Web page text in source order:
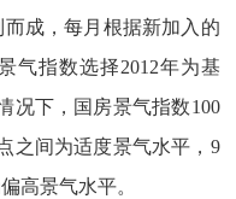
成，每月根据新加入的
气指数选择2012年为基
况下，国房景气指数100
之间为适度景气水平， 9
高景气水平。